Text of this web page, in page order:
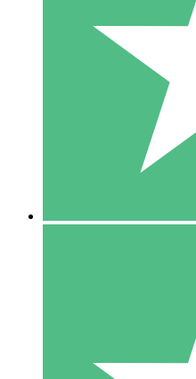
Pague conforme o uso
10